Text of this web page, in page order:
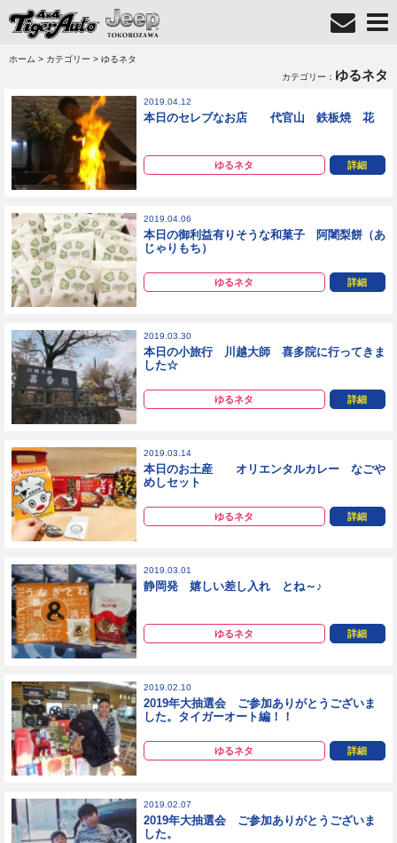
ホーム > カテゴリー > ゆるネタ
カテゴリー： ゆるネタ
2019.04.12
本日のセレブなお店 代官山 鉄板焼 花
ゆるネタ 詳細
2019.04.06
本日の御利益有りそうな和菓子 阿闍梨餅（あ
じゃりもち）
ゆるネタ 詳細
2019.03.30
本日の小旅行 川越大師 喜多院に行ってきま
した☆
ゆるネタ 詳細
2019.03.14
本日のお土産 オリエンタルカレー なごや
めしセット
ゆるネタ 詳細
2019.03.01
静岡発 嬉しい差し入れ とね～♪
ゆるネタ 詳細
2019.02.10
2019年大抽選会 ご参加ありがとうございま
した。タイガーオート編！！
ゆるネタ 詳細
2019.02.07
2019年大抽選会 ご参加ありがとうございま
した。